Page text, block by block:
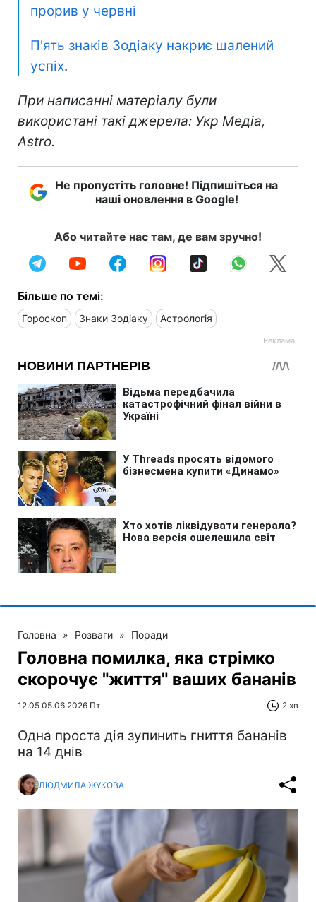
прорив у червні
П'ять знаків Зодіаку накриє шалений
успіх.
При написанні матеріалу були
використані такі джерела: Укр Медіа,
Astro.
Не пропустіть головне! Підпишіться на
наші оновлення в Google!
Або читайте нас там, де вам зручно!
Більше по темі:
Гороскоп Знаки Зодіаку Астрологія
Головна » Розваги » Поради
Головна помилка, яка стрімко
скорочує "життя" ваших бананів
12:05 05.06.2026 Пт 2 хв
Одна проста дія зупинить гниття бананів
на 14 днів
ЛЮДМИЛА ЖУКОВА